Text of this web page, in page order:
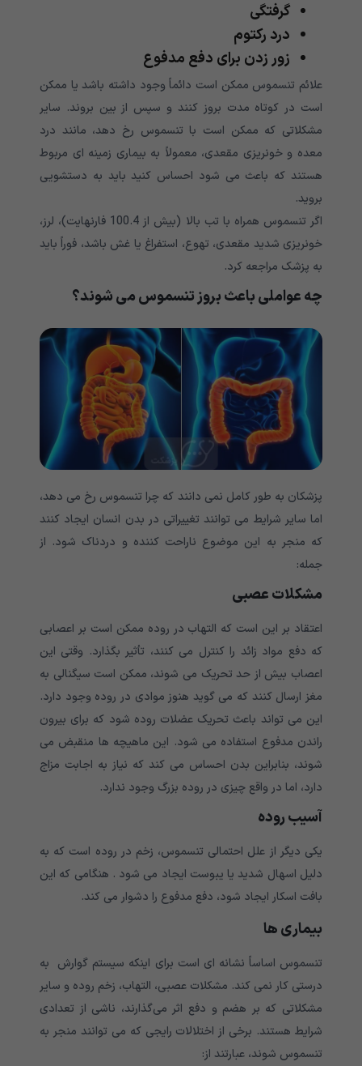
گرفتگی
درد رکتوم
زور زدن برای دفع مدفوع
علائم تنسموس ممکن است دائماً وجود داشته باشد یا ممکن
است در کوتاه مدت بروز کنند و سپس از بین بروند. سایر
مشکلاتی که ممکن است با تنسموس رخ دهد، مانند درد
معده و خونریزی مقعدی، معمولاً به بیماری زمینه ای مربوط
هستند که باعث می شود احساس کنید باید به دستشویی
بروید.
اگر تنسموس همراه با تب بالا (بیش از 100.4 فارنهایت)، لرز،
خونریزی شدید مقعدی، تهوع، استفراغ یا غش باشد، فوراً باید
به پزشک مراجعه کرد.
چه عواملی باعث بروز تنسموس می شوند؟
پزشکان به طور کامل نمی دانند که چرا تنسموس رخ می دهد،
اما سایر شرایط می توانند تغییراتی در بدن انسان ایجاد کنند
که منجر به این موضوع ناراحت کننده و دردناک شود. از
جمله:
مشکلات عصبی
اعتقاد بر این است که التهاب در روده ممکن است بر اعصابی
که دفع مواد زائد را کنترل می کنند، تأثیر بگذارد. وقتی این
اعصاب بیش از حد تحریک می شوند، ممکن است سیگنالی به
مغز ارسال کنند که می گوید هنوز موادی در روده وجود دارد.
این می تواند باعث تحریک عضلات روده شود که برای بیرون
راندن مدفوع استفاده می شود. این ماهیچه ها منقبض می
شوند، بنابراین بدن احساس می کند که نیاز به اجابت مزاج
دارد، اما در واقع چیزی در روده بزرگ وجود ندارد.
آسیب روده
یکی دیگر از علل احتمالی تنسموس، زخم در روده است که به
دلیل اسهال شدید یا یبوست ایجاد می شود . هنگامی که این
بافت اسکار ایجاد شود، دفع مدفوع را دشوار می کند.
بیماری ها
تنسموس اساساً نشانه ای است برای اینکه سیستم گوارش به
درستی کار نمی کند. مشکلات عصبی، التهاب، زخم روده و سایر
مشکلاتی که بر هضم و دفع اثر می‌گذارند، ناشی از تعدادی
شرایط هستند. برخی از اختلالات رایجی که می توانند منجر به
تنسموس شوند، عبارتند از: